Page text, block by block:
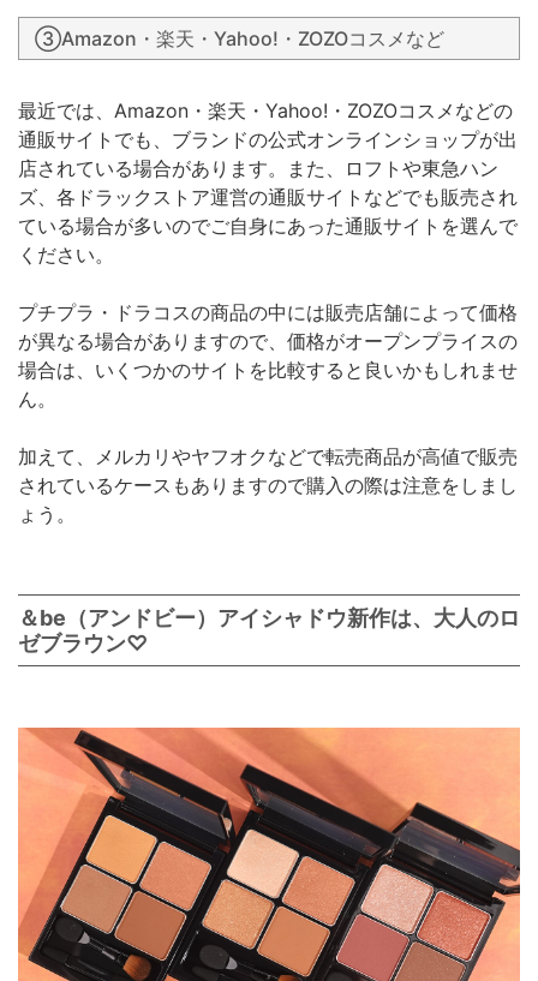
③Amazon・楽天・Yahoo!・ZOZOコスメなど
最近では、Amazon・楽天・Yahoo!・ZOZOコスメなどの
通販サイトでも、ブランドの公式オンラインショップが出
店されている場合があります。また、ロフトや東急ハン
ズ、各ドラックストア運営の通販サイトなどでも販売され
ている場合が多いのでご自身にあった通販サイトを選んで
ください。
プチプラ・ドラコスの商品の中には販売店舗によって価格
が異なる場合がありますので、価格がオープンプライスの
場合は、いくつかのサイトを比較すると良いかもしれませ
ん。
加えて、メルカリやヤフオクなどで転売商品が高値で販売
されているケースもありますので購入の際は注意をしまし
ょう。
＆be（アンドビー）アイシャドウ新作は、大人のロ
ゼブラウン♡